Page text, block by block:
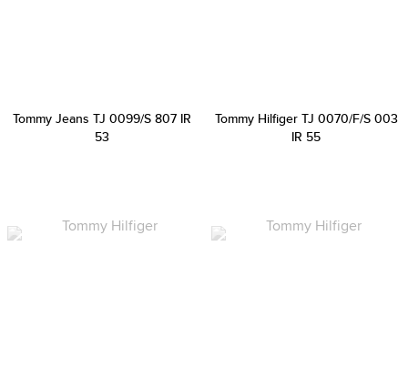
Tommy Jeans TJ 0099/S 807 IR
53
Tommy Hilfiger TJ 0070/F/S 003
IR 55